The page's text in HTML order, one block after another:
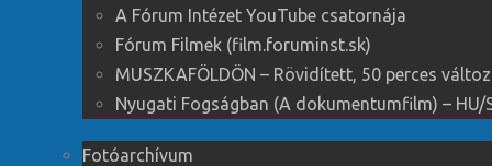
A Fórum Intézet YouTube csatornája
Fórum Filmek (film.foruminst.sk)
MUSZKAFÖLDÖN – Rövidített, 50 perces
Nyugati Fogságban (A dokumentumfilm) – HU/
Fotóarchívum